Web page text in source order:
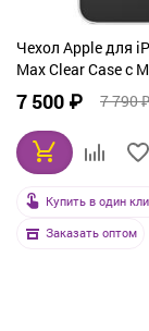
Чехол Apple для
Max Clear Case с
7 500 ₽ 7 790 ₽
Купить в один
Заказать оптом